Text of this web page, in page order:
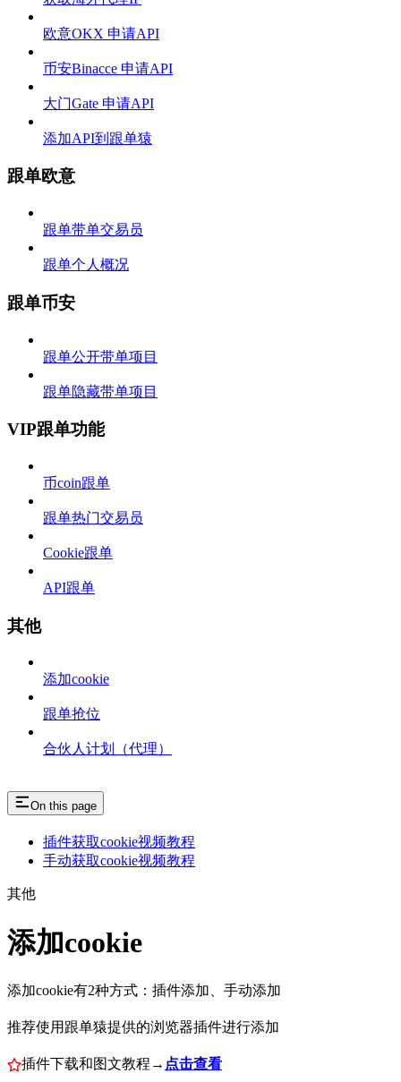
欧意OKX 申请API
币安Binacce 申请API
大门Gate 申请API
添加API到跟单猿
跟单欧意
跟单带单交易员
跟单个人概况
跟单币安
跟单公开带单项目
跟单隐藏带单项目
VIP跟单功能
币coin跟单
跟单热门交易员
Cookie跟单
API跟单
其他
添加cookie
跟单抢位
合伙人计划（代理）
On this page
插件获取cookie视频教程
手动获取cookie视频教程
其他
添加cookie
添加cookie有2种方式：插件添加、手动添加
推荐使用跟单猿提供的浏览器插件进行添加
插件下载和图文教程→ 点击查看